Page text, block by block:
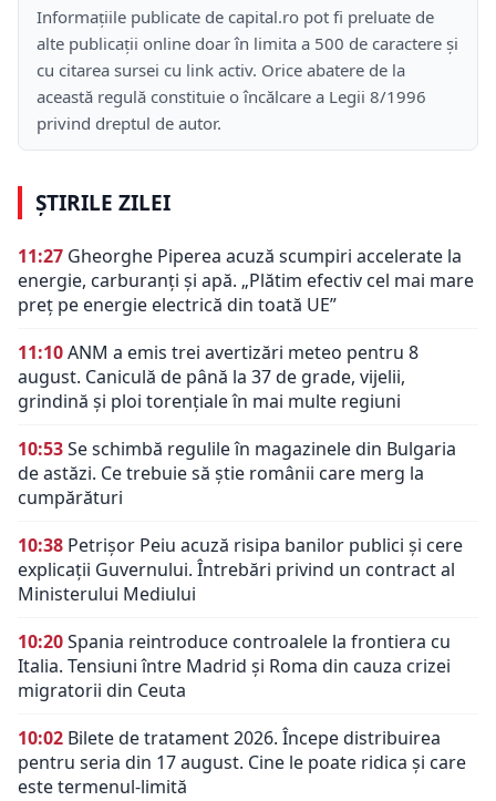
Informațiile publicate de capital.ro pot fi preluate de
alte publicații online doar în limita a 500 de caractere și
cu citarea sursei cu link activ. Orice abatere de la
această regulă constituie o încălcare a Legii 8/1996
privind dreptul de autor.
ȘTIRILE ZILEI
11:27 Gheorghe Piperea acuză scumpiri accelerate la
energie, carburanți și apă. „Plătim efectiv cel mai mare
preț pe energie electrică din toată UE”
11:10ANM a emis trei avertizări meteo pentru 8
august. Caniculă de până la 37 de grade, vijelii,
grindină și ploi torențiale în mai multe regiuni
10:53Se schimbă regulile în magazinele din Bulgaria
de astăzi. Ce trebuie să știe românii care merg la
cumpărături
10:38 Petrișor Peiu acuză risipa banilor publici și cere
explicații Guvernului. Întrebări privind un contract al
Ministerului Mediului
10:20Spania reintroduce controalele la frontiera cu
Italia. Tensiuni între Madrid și Roma din cauza crizei
migratorii din Ceuta
10:02 Bilete de tratament 2026. Începe distribuirea
pentru seria din 17 august. Cine le poate ridica și care
este termenul-limită